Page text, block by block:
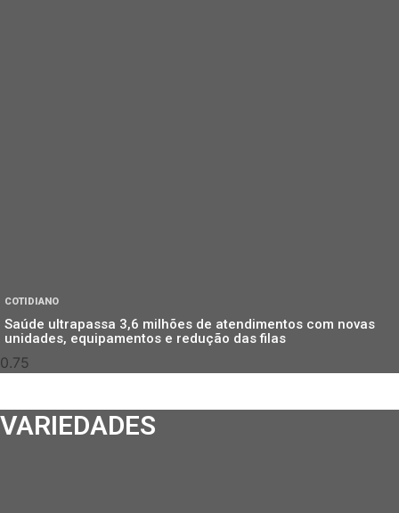
COTIDIANO
Saúde ultrapassa 3,6 milhões de atendimentos com novas
unidades, equipamentos e redução das filas
VARIEDADES